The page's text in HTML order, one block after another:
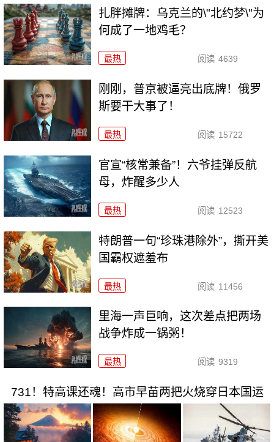
扎胖摊牌：乌克兰的\"北约梦\"为
何成了一地鸡毛？
最热 阅读 4639
刚刚，普京被逼亮出底牌！俄罗
斯要干大事了！
最热 阅读 15722
官宣“核常兼备”！六爷挂弹反航
母，炸醒多少人
最热 阅读 12523
特朗普一句“珍珠港除外”，撕开美
国霸权遮羞布
最热 阅读 11456
里海一声巨响，这次差点把两场
战争炸成一锅粥！
最热 阅读 9319
731！特高课还魂！高市早苗两把火烧穿日本国运